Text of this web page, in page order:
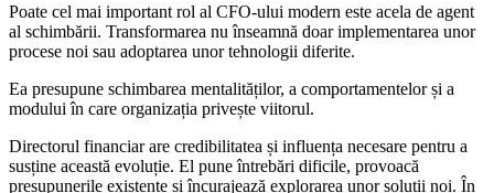
Poate cel mai important rol al CFO-ului modern este acela de agent
al schimbării. Transformarea nu înseamnă doar implementarea unor
procese noi sau adoptarea unor tehnologii diferite.
Ea presupune schimbarea mentalităților, a comportamentelor și a
modului în care organizația privește viitorul.
Directorul financiar are credibilitatea și influența necesare pentru a
susține această evoluție. El pune întrebări dificile, provoacă
presupunerile existente și încurajează explorarea unor soluții noi. În